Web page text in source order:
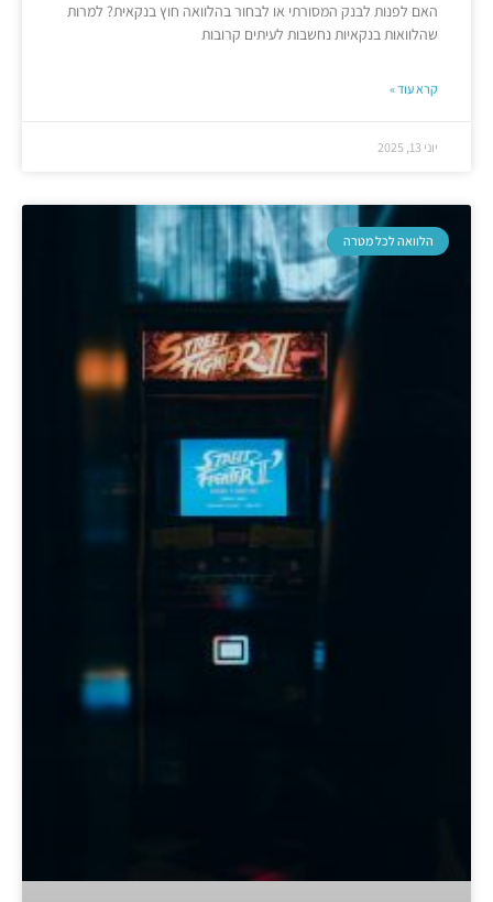
האם לפנות לבנק המסורתי או לבחור בהלוואה חוץ בנקאית? למרות
שהלוואות בנקאיות נחשבות לעיתים קרובות
קרא עוד »
יוני 13, 2025
הלוואה לכל מטרה